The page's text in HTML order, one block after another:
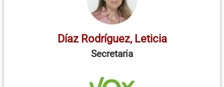
Díaz Rodríguez, Leticia
Secretaria